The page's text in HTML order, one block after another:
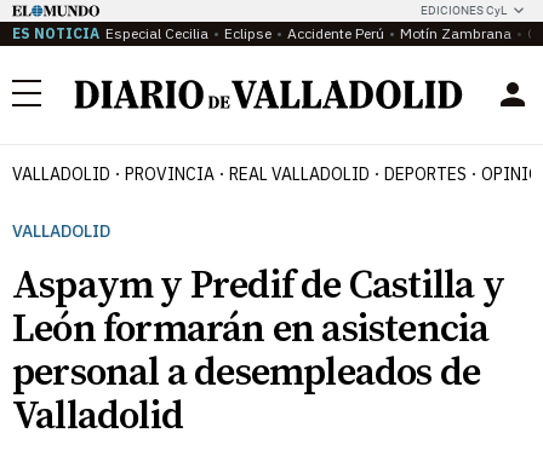
EDICIONES CyL
ES NOTICIA Especial Cecilia Eclipse Accidente Perú Motín Zambrana
Menú
VALLADOLID PROVINCIA REAL VALLADOLID DEPORTES
VALLADOLID
Aspaym y Predif de Castilla y
León formarán en asistencia
personal a desempleados de
Valladolid